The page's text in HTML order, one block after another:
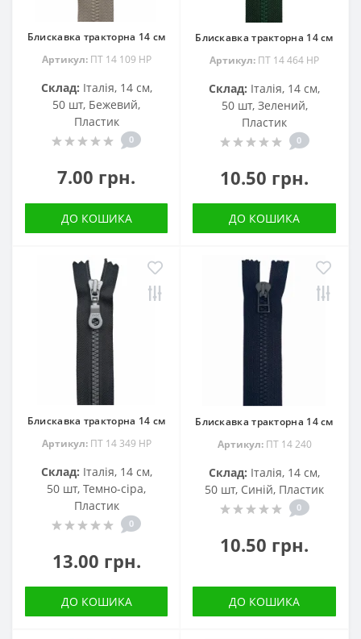
Блискавка тракторна 14 см
Артикул:ПТ 14 109 HP
Склад: Італія, 14 см,
50 шт, Бежевий,
Пластик
0
7.00 грн.
ДО КОШИКА
Блискавка тракторна 14 см
Артикул: ПТ 14 464 НР
Склад: Італія, 14 см,
50 шт, Зелений,
Пластик
0
10.50 грн.
ДО КОШИКА
Блискавка тракторна 14 см
Артикул:ПТ 14 349 НР
Склад: Італія, 14 см,
50 шт, Темно-сіра,
Пластик
0
13.00 грн.
ДО КОШИКА
Блискавка тракторна 14 см
Артикул:ПТ 14 240
Склад: Італія, 14 см,
50 шт, Синій, Пластик
0
10.50 грн.
ДО КОШИКА